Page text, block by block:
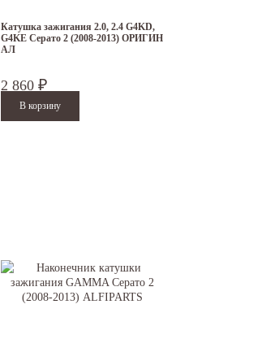
Катушка зажигания 2.0, 2.4 G4KD,
G4KE Серато 2 (2008-2013) ОРИГИН
АЛ
2 860 ₽